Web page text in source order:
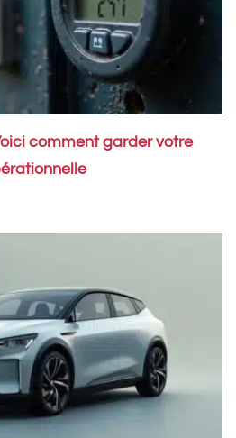
comment garder votre